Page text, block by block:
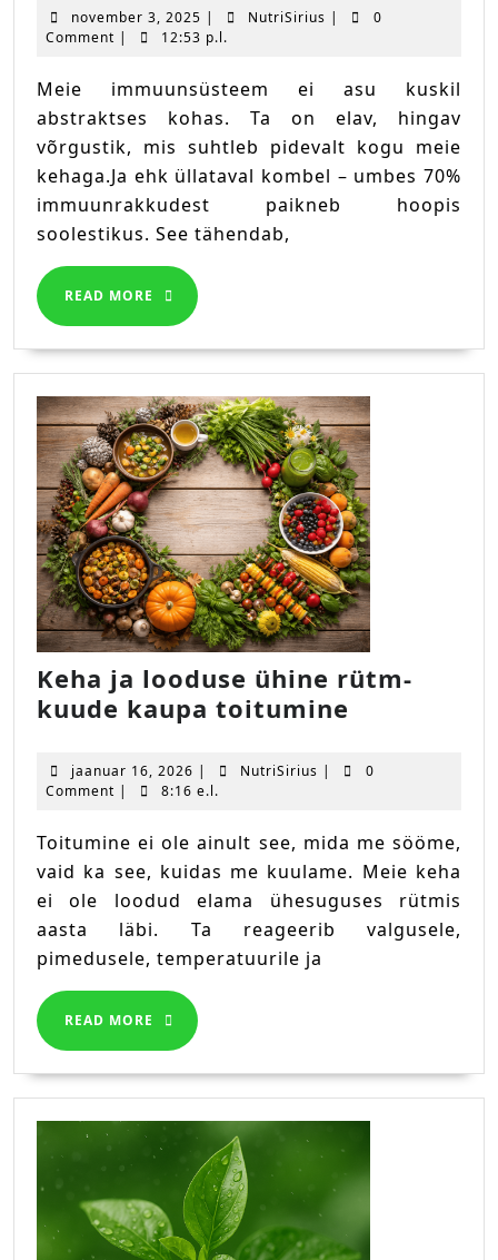
tugev
kaitse
algab
seest
november 3, 2025 november
3,
| NutriSirius NutriSirius
|
0
Comment | 12:53 p.l.
Meie immuunsüsteem ei asu kuskil
abstraktses kohas. Ta on elav, hingav
võrgustik, mis suhtleb pidevalt kogu meie
kehaga.Ja ehk üllataval kombel – umbes 70%
immuunrakkudest paikneb hoopis
soolestikus. See tähendab,
READ MORE
READ
MORE
Keha ja looduse ühine rütm-
kuude kaupa toitumine
looduse
kuude
kaupa
toitumine
jaanuar 16, 2026 jaanuar
16,
| NutriSirius NutriSirius
|
0
Comment | 8:16 e.l.
Toitumine ei ole ainult see, mida me sööme,
vaid ka see, kuidas me kuulame. Meie keha
ei ole loodud elama ühesuguses rütmis
aasta läbi. Ta reageerib valgusele,
pimedusele, temperatuurile ja
READ MORE
READ
MORE